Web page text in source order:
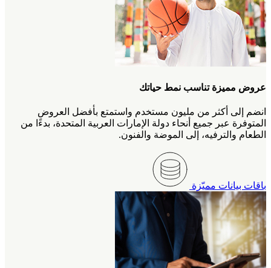
عروض مميزة تناسب نمط حياتك
انضم إلى أكثر من مليون مستخدم واستمتع بأفضل العروض
المتوفرة عبر جميع أنحاء دولة الإمارات العربية المتحدة، بدءًا من
الطعام والترفيه، إلى الموضة والفنون.
باقات بيانات مميّزة